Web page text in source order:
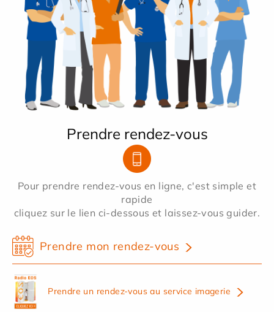
Prendre rendez-vous
Pour prendre rendez-vous en ligne, c'est simple et
rapide
cliquez sur le lien ci-dessous et laissez-vous guider.
Prendre mon rendez-vous
Prendre un rendez-vous au service imagerie